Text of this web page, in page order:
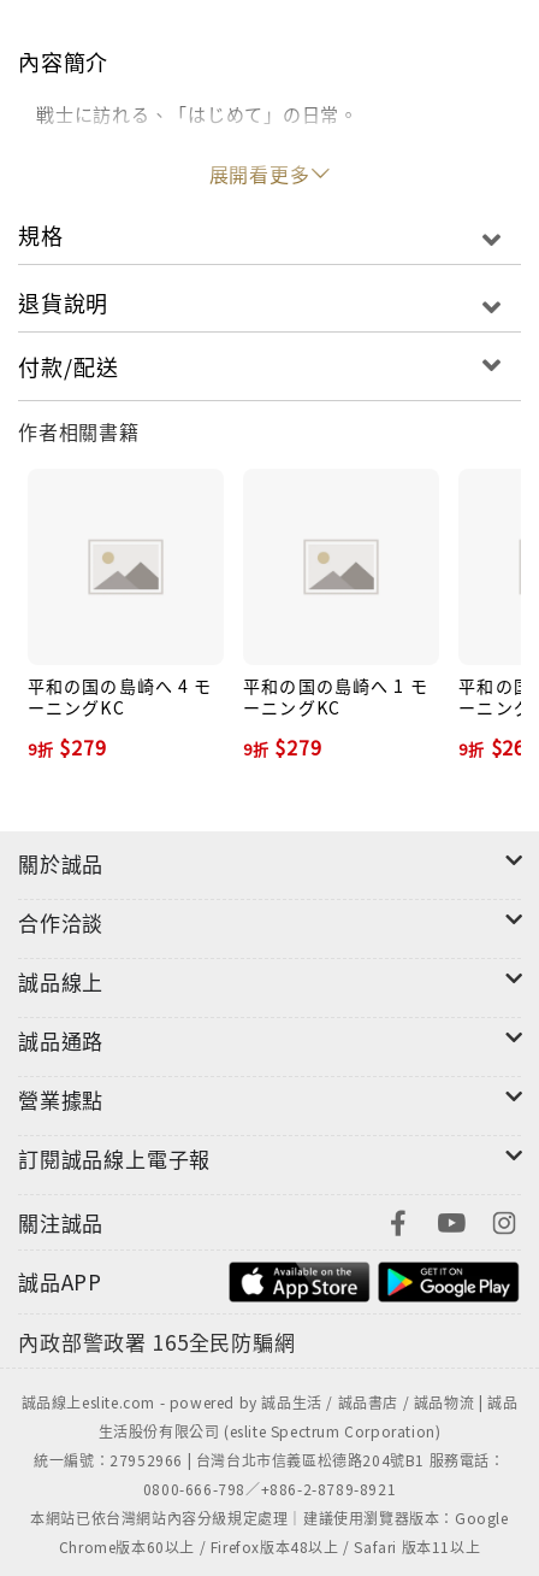
內容簡介
戦士に訪れる、「はじめて」の日常。
展開看更多
規格
退貨說明
付款/配送
作者相關書籍
平和の国の島崎へ 4 モ
ーニングKC
9折 $279
平和の国の島崎へ 1 モ
ーニングKC
9折 $279
平和の国
ーニング
9折 $265
關於誠品
合作洽談
誠品線上
誠品通路
營業據點
訂閱誠品線上電子報
關注誠品
誠品APP
內政部警政署 165全民防騙網
誠品線上eslite.com - powered by 誠品生活 / 誠品書店 / 誠品物流 | 誠品
生活股份有限公司 (eslite Spectrum Corporation)
統一編號：27952966 | 台灣台北市信義區松德路204號B1 服務電話：
0800-666-798／+886-2-8789-8921
本網站已依台灣網站內容分級規定處理｜建議使用瀏覽器版本：Google
Chrome版本60以上 / Firefox版本48以上 / Safari 版本11以上